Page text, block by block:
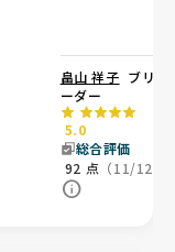
畠山 祥子 ブリ
ーダー
5.0
総合評価
92 点 （11/12）